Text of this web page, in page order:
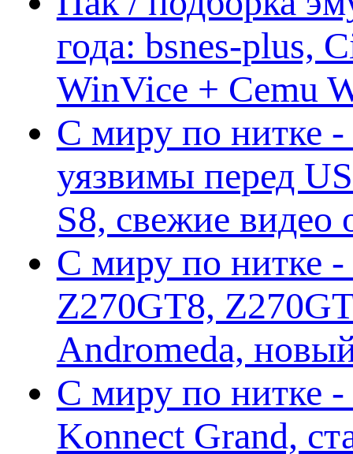
года: bsnes-plus,
WinVice + Cemu
С миру по нитке
уязвимы перед
S8, свежие
С миру по нитке -
Z270GT8,
Andromeda,
С миру по нитке -
Konnect Grand,